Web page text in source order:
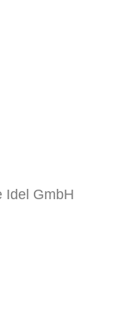
Idel GmbH